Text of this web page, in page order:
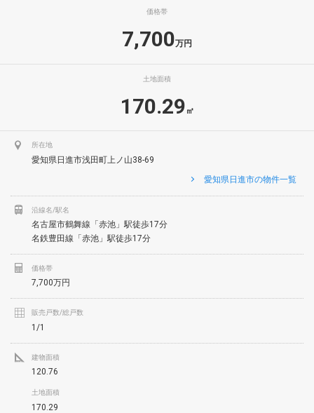
価格帯
7,700万円
土地面積
170.29 ㎡
所在地
愛知県日進市浅田町上ノ山38-69
愛知県日進市の物件一覧
沿線名/駅名
名古屋市鶴舞線「赤池」駅徒歩17分
名鉄豊田線「赤池」駅徒歩17分
価格帯
7,700万円
販売戸数/総戸数
1/1
建物面積
120.76
土地面積
170.29